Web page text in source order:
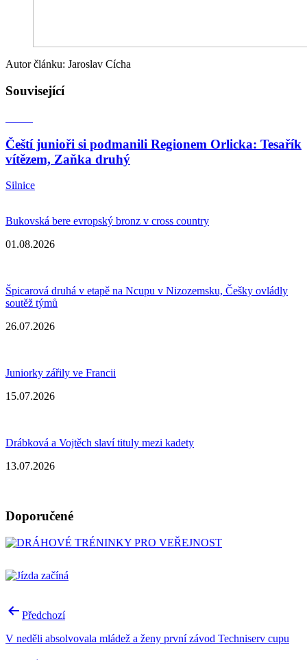
Autor článku: Jaroslav Cícha
Související
Čeští junioři si podmanili Regionem Orlicka: Tesařík
vítězem, Zaňka druhý
Silnice
Bukovská bere evropský bronz v cross country
01.08.2026
Špicarová druhá v etapě na Ncupu v Nizozemsku, Češky ovládly
soutěž týmů
26.07.2026
Juniorky zářily ve Francii
15.07.2026
Drábková a Vojtěch slaví tituly mezi kadety
13.07.2026
Doporučené
Navigace
příspěvek
Předchozí
V neděli absolvovala mládež a ženy první závod Techniserv cupu